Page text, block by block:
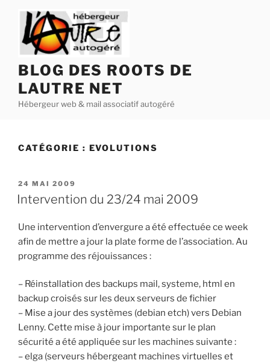
contenu
principal
BLOG DES ROOTS DE
LAUTRE NET
Hébergeur web & mail associatif autogéré
CATÉGORIE : EVOLUTIONS
PUBLIÉ
LE
24 MAI 2009
Intervention du 23/24 mai 2009
Une intervention d’envergure a été effectuée ce week
afin de mettre a jour la plate forme de l’association. Au
programme des réjouissances :
– Réinstallation des backups mail, systeme, html en
backup croisés sur les deux serveurs de fichier
– Mise a jour des systèmes (debian etch) vers Debian
Lenny. Cette mise à jour importante sur le plan
sécurité a été appliquée sur les machines suivante :
– elga (serveurs hébergeant machines virtuelles et